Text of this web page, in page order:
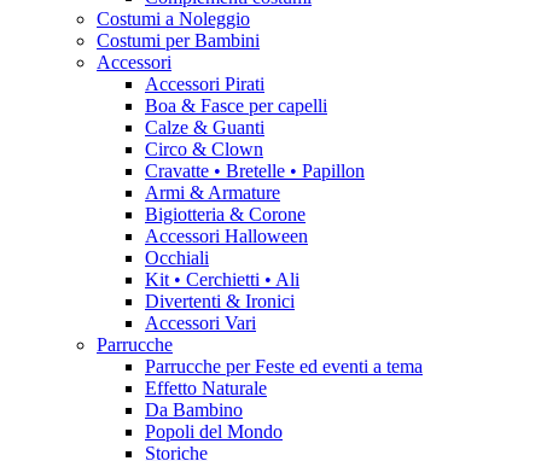
Costumi a Noleggio
Costumi per Bambini
Accessori
Accessori Pirati
Boa & Fasce per capelli
Calze & Guanti
Circo & Clown
Cravatte • Bretelle • Papillon
Armi & Armature
Bigiotteria & Corone
Accessori Halloween
Occhiali
Kit • Cerchietti • Ali
Divertenti & Ironici
Accessori Vari
Parrucche
Parrucche per Feste ed eventi a tema
Effetto Naturale
Da Bambino
Popoli del Mondo
Storiche